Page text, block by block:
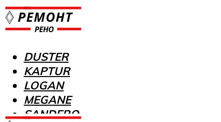
DUSTER
KAPTUR
LOGAN
MEGANE
SANDERO